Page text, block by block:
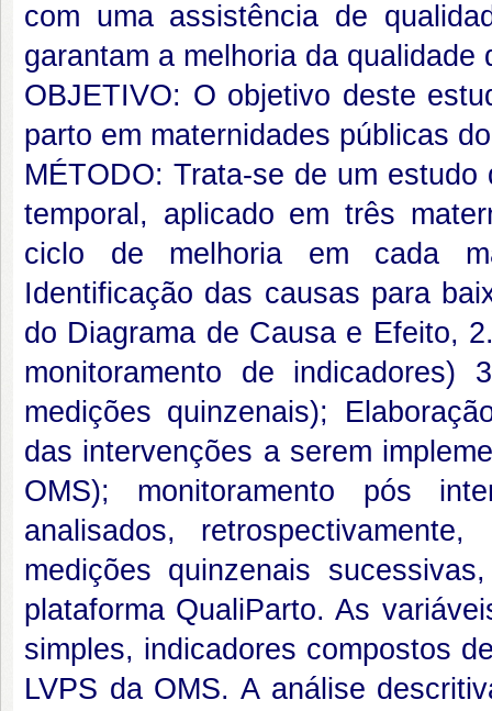
com uma assistência de
garantam a melhoria da qualidade
OBJETIVO: O objetivo deste
parto em maternidades públicas
MÉTODO: Trata-se de um
temporal, aplicado em três
ciclo de melhoria em cada
Identificação das causas para
do Diagrama de Causa e Efeito,
monitoramento de
medições quinzenais);
das intervenções a serem
OMS); monitoramento pós
analisados,
medições quinzenais
plataforma QualiParto. As
simples, indicadores compostos
LVPS da OMS. A análise